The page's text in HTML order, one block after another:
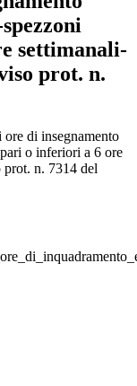
settimanali-
prot. n.
di insegnamento
o inferiori a 6 ore
n. 7314 del